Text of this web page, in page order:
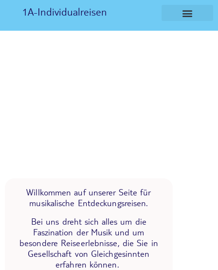
1A-Individualreisen
Willkommen auf unserer Seite für
musikalische Entdeckungsreisen.
Bei uns dreht sich alles um die
Faszination der Musik und um
besondere Reiseerlebnisse, die Sie in
Gesellschaft von Gleichgesinnten
erfahren können.